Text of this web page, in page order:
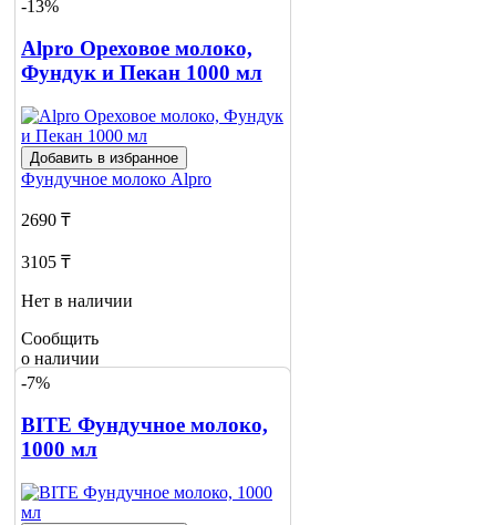
-13%
Alpro Ореховое молоко,
Фундук и Пекан 1000 мл
Добавить в избранное
Фундучное молоко Alpro
2690 ₸
3105 ₸
Нет в наличии
Сообщить
о наличии
-7%
BITE Фундучное молоко,
1000 мл